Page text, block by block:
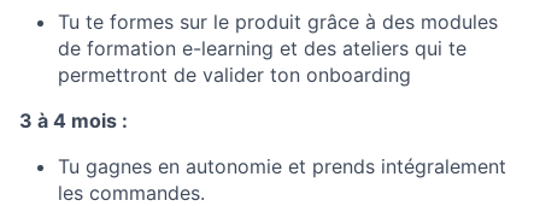
Tu te formes sur le produit grâce à des modules
de formation e-learning et des ateliers qui te
permettront de valider ton onboarding
3 à 4 mois :
Tu gagnes en autonomie et prends intégralement
les commandes.